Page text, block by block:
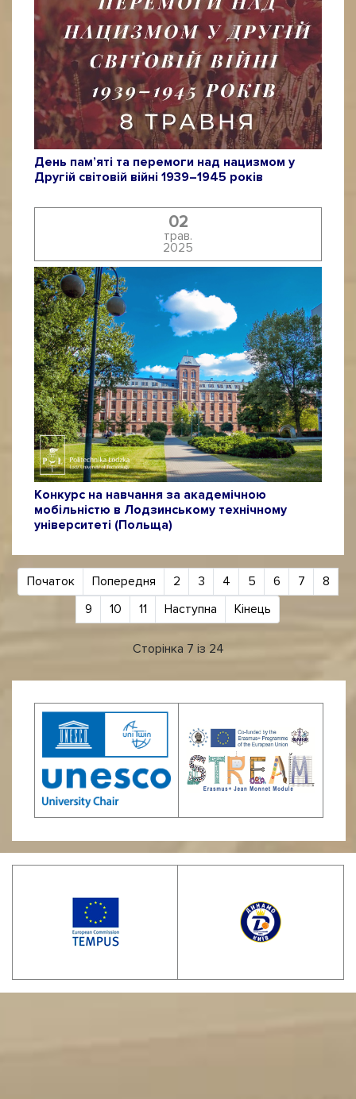
День пам’яті та перемоги над нацизмом у
Другій світовій війні 1939–1945 років
02
трав.
2025
Конкурс на навчання за академічною
мобільністю в Лодзинському технічному
університеті (Польща)
Початок Попередня 2 3 4 5 6 7
8
9
10 11 Наступна Кінець
Сторінка 7 із 24